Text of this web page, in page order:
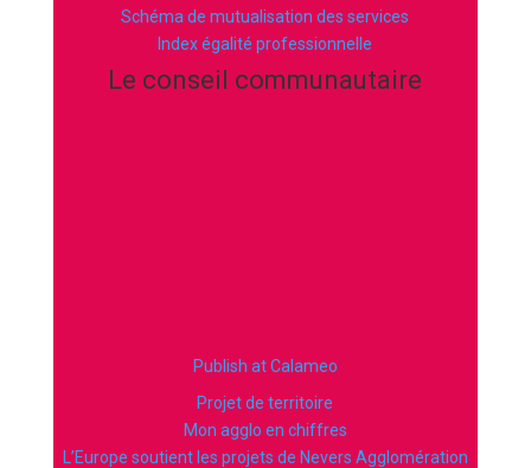
Schéma de mutualisation des services
Index égalité professionnelle
Le conseil communautaire
Publish at Calameo
Projet de territoire
Mon agglo en chiffres
L’Europe soutient les projets de Nevers Agglomération